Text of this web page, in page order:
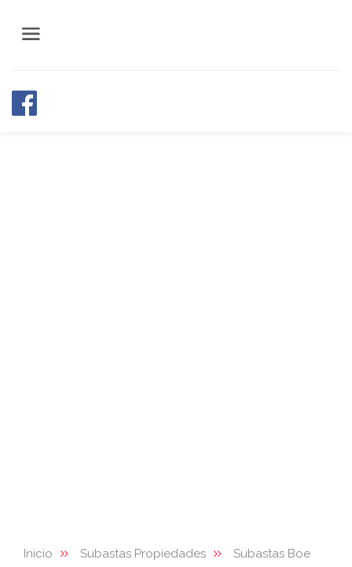
Inicio Subastas Propiedades
Subastas Boe